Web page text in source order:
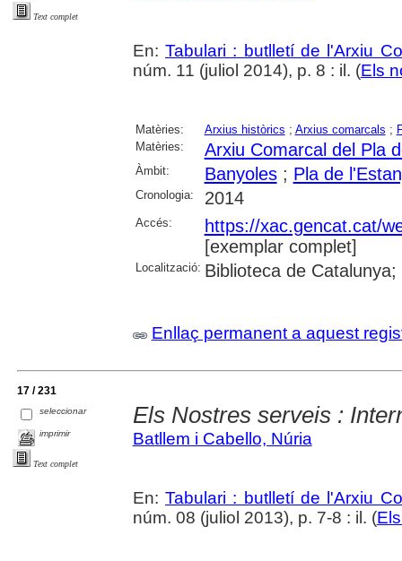
Text complet
En: Tabulari : butlletí de l'Arxiu
núm. 11 (juliol 2014), p. 8 : il. (Els
Matèries: Arxius històrics ; Arxius comarcals ;
Matèries:
Arxiu Comarcal del Pla
Àmbit: Banyoles; Pla de
Cronologia: 2014
Accés:
https://xac.gencat.cat/
[exemplar complet]
Localització: Biblioteca de
Enllaç permanent a aquest
17 / 231
seleccionar
imprimir
Text complet
Els Nostres serveis :
Batllem i Cabello, Núria
En: Tabulari : butlletí de l'Arxiu
núm. 08 (juliol 2013), p. 7-8 : il. (